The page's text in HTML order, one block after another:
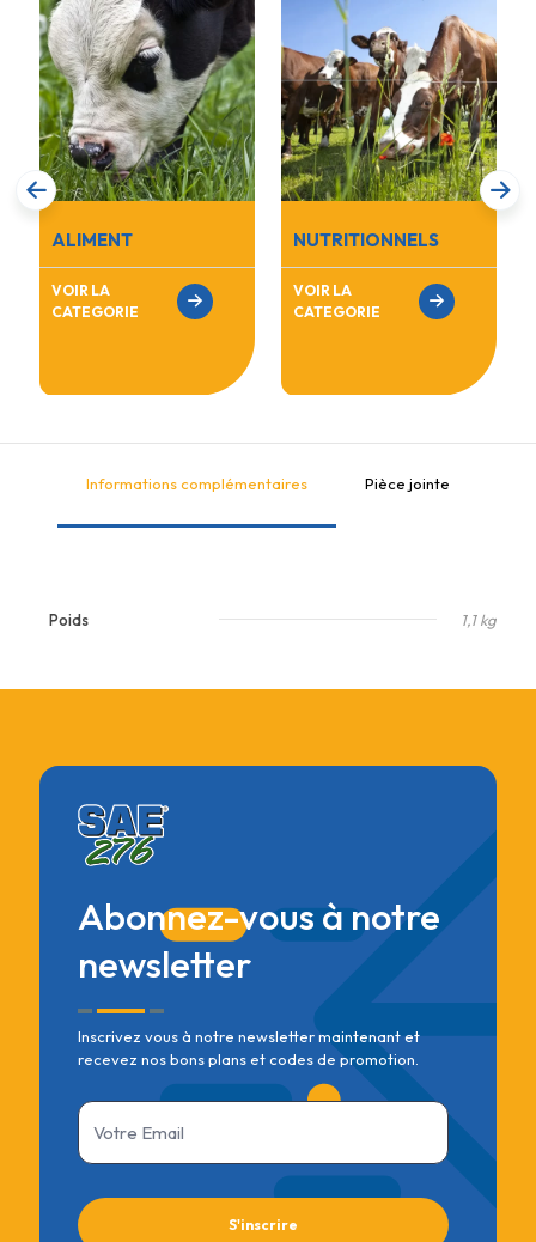
ALIMENT
VOIR LA
CATEGORIE
NUTRITIONNELS
VOIR LA
CATEGORIE
Informations complémentaires Pièce jointe
Poids 1,1 kg
Abonnez-vous à notre
newsletter
Inscrivez vous à notre newsletter maintenant et
recevez nos bons plans et codes de promotion.